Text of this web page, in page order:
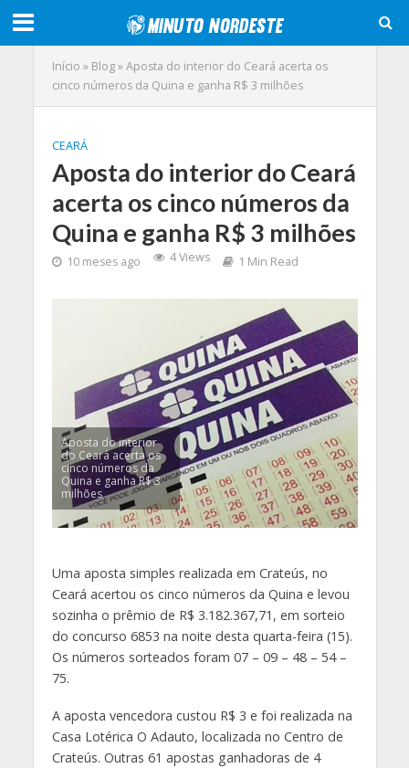
Início » Blog»Aposta do interior do Ceará acerta os
cinco números da Quina e ganha R$ 3 milhões
CEARÁ
Aposta do interior do Ceará
acerta os cinco números da
Quina e ganha R$ 3 milhões
10 meses ago 4 Views 1 Min Read
Aposta do interior
do Ceará acerta os
cinco números da
Quina e ganha R$ 3
milhões
Uma aposta simples realizada em Crateús, no
Ceará acertou os cinco números da Quina e levou
sozinha o prêmio de R$ 3.182.367,71, em sorteio
do concurso 6853 na noite desta quarta-feira (15).
Os números sorteados foram 07 – 09 – 48 – 54 –
75.
A aposta vencedora custou R$ 3 e foi realizada na
Casa Lotérica O Adauto, localizada no Centro de
Crateús. Outras 61 apostas ganhadoras de 4